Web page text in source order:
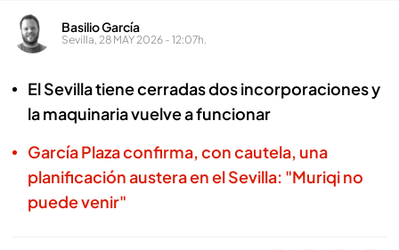
Basilio García
Sevilla, 28 MAY 2026 - 12:07h.
El Sevilla tiene cerradas dos incorporaciones y
la maquinaria vuelve a funcionar
García Plaza confirma, con cautela, una
planificación austera en el Sevilla: "Muriqi no
puede venir"